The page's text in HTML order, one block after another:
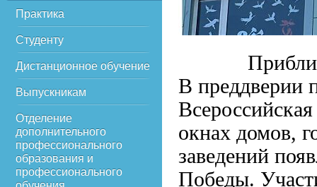
Практика
Студенту
Дистанционное обучение
Выпускникам
Отделение
дополнительного
профессионального
образования и
профессионального
В преддверии
окнах домов,
заведений
Победы.